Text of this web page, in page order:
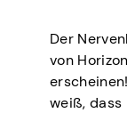
Der
von
weiß, dass